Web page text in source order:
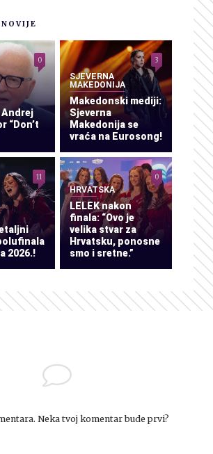
Andrej
“Don’t
0
SJEVERNA
MAKEDONIJA
Makedonski mediji:
Sjeverna
Makedonija se
vraća na Eurosong!
3
2026.!
11
HRVATSKA
LELEK nakon
finala: “Ovo je
velika stvar za
Hrvatsku, ponosne
smo i sretne.”
0
Neka tvoj komentar bude prvi?